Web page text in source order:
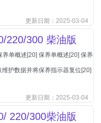
更新日期：2025-03-04
220/300 柴油版
单概述[20] 保养单概述[20] 保养
护数据并将保养指示器复位[20]
更新日期：2025-03-04
220/300柴油版